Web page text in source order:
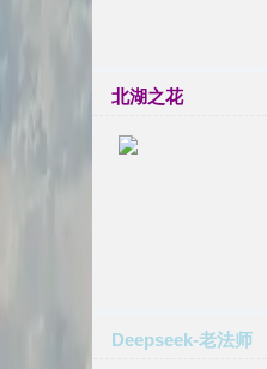
北湖之花
Deepseek-老法师